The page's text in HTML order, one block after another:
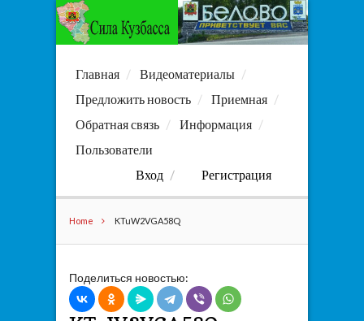
Главная
Видеоматериалы
Предложить новость
Приемная
Обратная связь
Информация
Пользователи
Вход
Регистрация
Home KTuW2VGA58Q
Поделиться новостью: